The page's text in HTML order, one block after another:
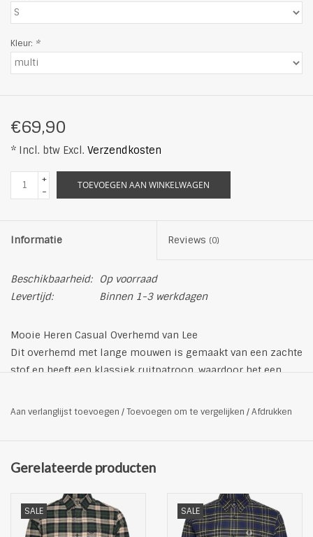
Kleur: *
€69,90
* Incl. btw Excl. Verzendkosten
+
-
TOEVOEGEN AAN WINKELWAGEN
Informatie Reviews (0)
Beschikbaarheid:
Op voorraad
Levertijd:
Binnen 1-3 werkdagen
Mooie Heren Casual Overhemd van Lee
Dit overhemd met lange mouwen is gemaakt van een zachte
stof en heeft een klassiek ruitpatroon, waardoor het een
Fijnwas op max. 30˚C
Kleur: multi/blauw
Aan verlanglijst toevoegen /Toevoegen om te vergelijken /Afdrukken
Gerelateerde producten
SALE SALE